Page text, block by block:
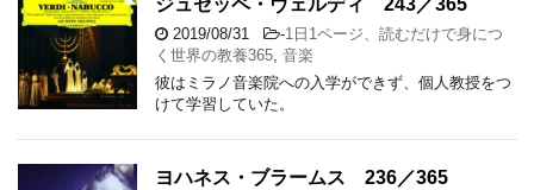
2019/08/31 -1日1ページ、読むだけで身につ
く世界の教養365 音楽
彼はミラノ音楽院への入学ができず、個人教授をつ
けて学習していた。
ヨハネス・ブラームス 236／365